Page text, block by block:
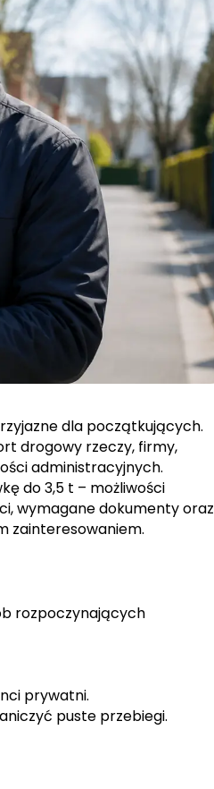
dla początkujących.
drogowy rzeczy, firmy,
administracyjnych.
do 3,5 t – możliwości
wymagane dokumenty oraz
zainteresowaniem.
rozpoczynających
prywatni.
puste przebiegi.